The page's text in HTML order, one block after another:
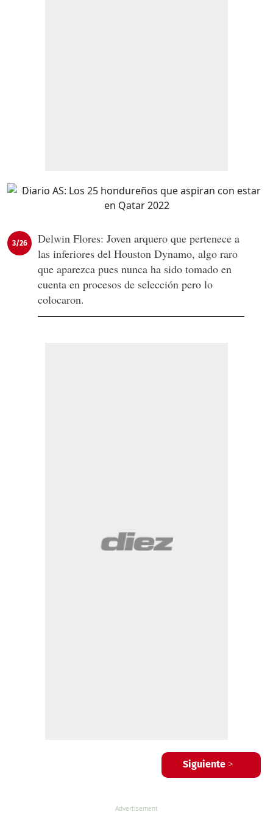
3/26
Delwin Flores: Joven arquero que pertenece a
las inferiores del Houston Dynamo, algo raro
que aparezca pues nunca ha sido tomado en
cuenta en procesos de selección pero lo
colocaron.
Siguiente >